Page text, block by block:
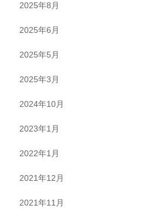
2025年8月
2025年6月
2025年5月
2025年3月
2024年10月
2023年1月
2022年1月
2021年12月
2021年11月